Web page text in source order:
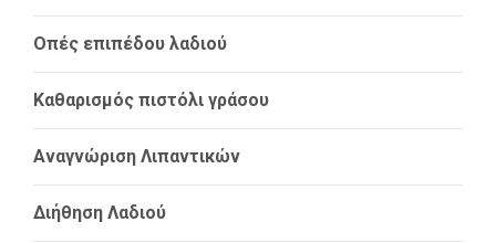
Οπές επιπέδου λαδιού
Καθαρισμός πιστόλι γράσου
Αναγνώριση Λιπαντικών
Διήθηση Λαδιού